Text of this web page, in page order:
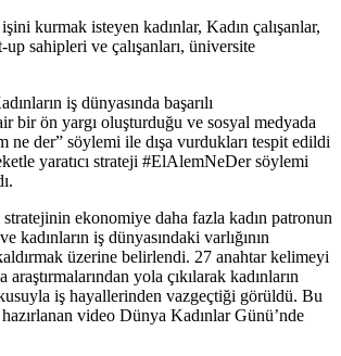
kurmak isteyen kadınlar, Kadın çalışanlar,
up sahipleri ve çalışanları, üniversite
iş dünyasında başarılı
bir ön yargı oluşturduğu ve sosyal medyada
ne der” söylemi ile dışa vurdukları tespit edildi
yaratıcı strateji #ElAlemNeDer söylemi
stratejinin ekonomiye daha fazla kadın patronun
kadınların iş dünyasındaki varlığının
üzerine belirlendi. 27 anahtar kelimeyi
yola çıkılarak kadınların
iş hayallerinden vazgeçtiği görüldü. Bu
video Dünya Kadınlar Günü’nde